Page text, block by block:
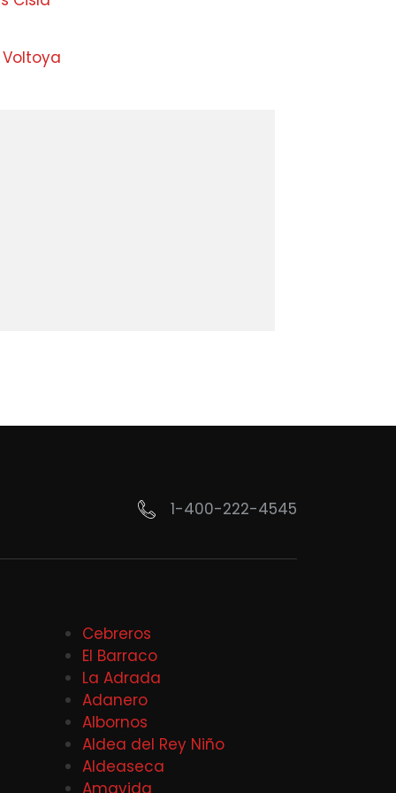
1-400-222-4545
Cebreros
El Barraco
La Adrada
Adanero
Albornos
Aldea del Rey Niño
Aldeaseca
Amavida